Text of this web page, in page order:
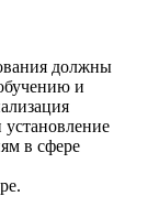
должны
и
установление
в сфере